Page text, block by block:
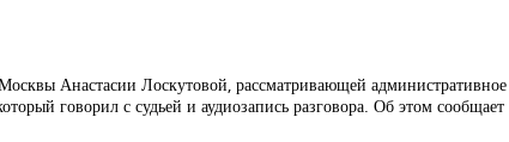
Анастасии Лоскутовой, рассматривающей
говорил с судьей и аудиозапись разговора. Об этом сообщает